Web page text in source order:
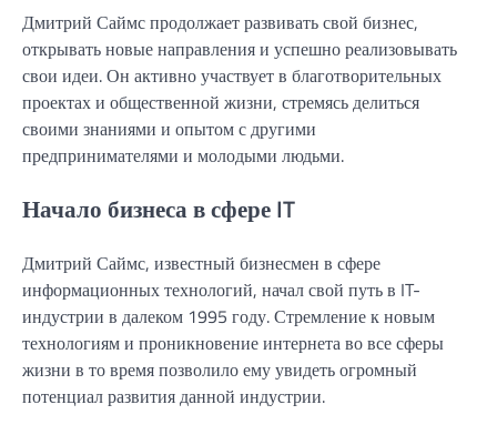
Дмитрий Саймс продолжает развивать свой бизнес,
открывать новые направления и успешно реализовывать
свои идеи. Он активно участвует в благотворительных
проектах и общественной жизни, стремясь делиться
своими знаниями и опытом с другими
предпринимателями и молодыми людьми.
Начало бизнеса в сфере IT
Дмитрий Саймс, известный бизнесмен в сфере
информационных технологий, начал свой путь в IT-
индустрии в далеком 1995 году. Стремление к новым
технологиям и проникновение интернета во все сферы
жизни в то время позволило ему увидеть огромный
потенциал развития данной индустрии.